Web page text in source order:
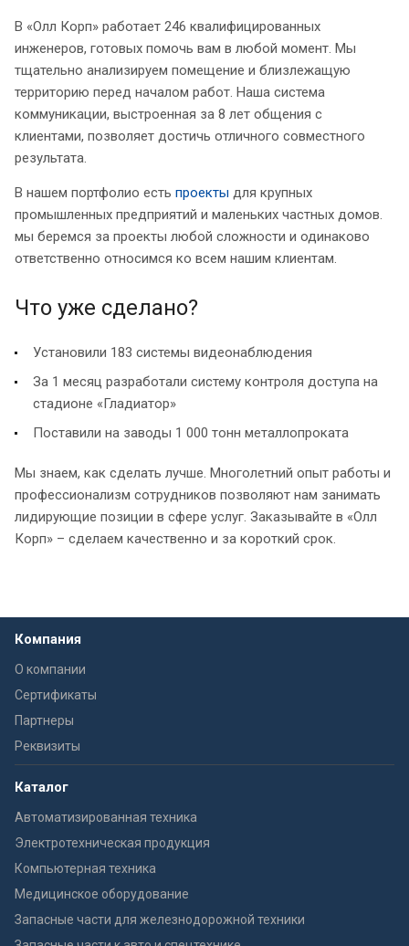
В «Олл Корп» работает 246 квалифицированных
инженеров, готовых помочь вам в любой момент. Мы
тщательно анализируем помещение и близлежащую
территорию перед началом работ. Наша система
коммуникации, выстроенная за 8 лет общения с
клиентами, позволяет достичь отличного совместного
результата.
В нашем портфолио есть проекты для крупных
промышленных предприятий и маленьких частных домов.
мы беремся за проекты любой сложности и одинаково
ответственно относимся ко всем нашим клиентам.
Что уже сделано?
Установили 183 системы видеонаблюдения
За 1 месяц разработали систему контроля доступа на
стадионе «Гладиатор»
Поставили на заводы 1 000 тонн металлопроката
Мы знаем, как сделать лучше. Многолетний опыт работы и
профессионализм сотрудников позволяют нам занимать
лидирующие позиции в сфере услуг. Заказывайте в «Олл
Корп» – сделаем качественно и за короткий срок.
Компания
О компании
Сертификаты
Партнеры
Реквизиты
Каталог
Автоматизированная техника
Электротехническая продукция
Компьютерная техника
Медицинское оборудование
Запасные части для железнодорожной техники